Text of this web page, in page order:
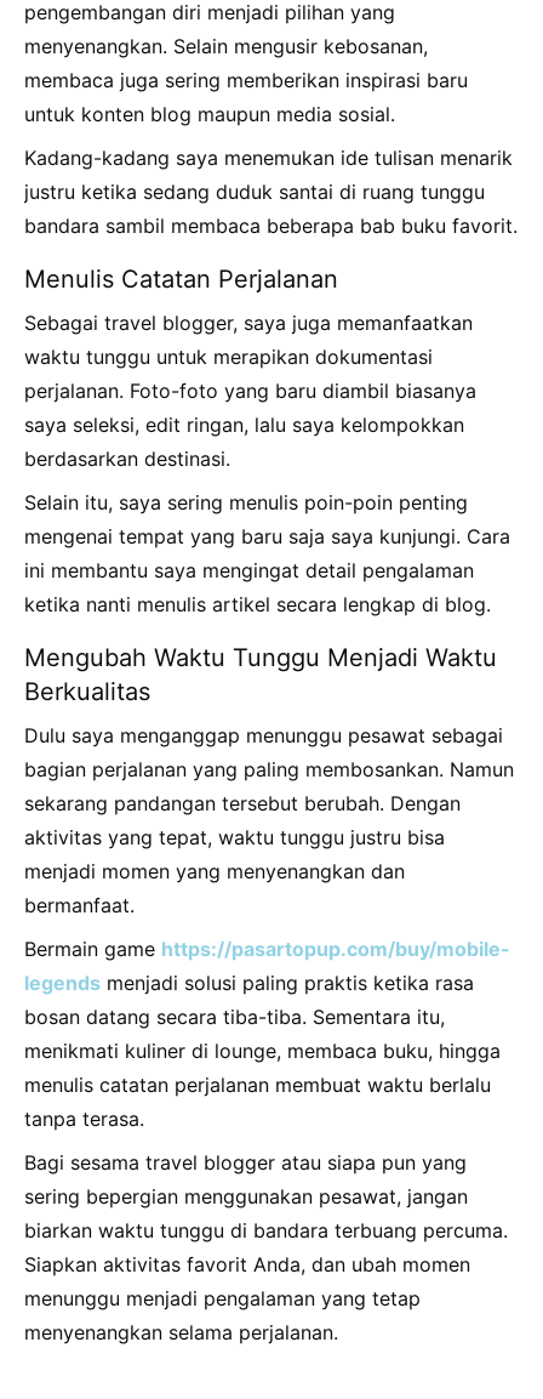
pengembangan diri menjadi pilihan yang
menyenangkan. Selain mengusir kebosanan,
membaca juga sering memberikan inspirasi baru
untuk konten blog maupun media sosial.
Kadang-kadang saya menemukan ide tulisan menarik
justru ketika sedang duduk santai di ruang tunggu
bandara sambil membaca beberapa bab buku favorit.
Menulis Catatan Perjalanan
Sebagai travel blogger, saya juga memanfaatkan
waktu tunggu untuk merapikan dokumentasi
perjalanan. Foto-foto yang baru diambil biasanya
saya seleksi, edit ringan, lalu saya kelompokkan
berdasarkan destinasi.
Selain itu, saya sering menulis poin-poin penting
mengenai tempat yang baru saja saya kunjungi. Cara
ini membantu saya mengingat detail pengalaman
ketika nanti menulis artikel secara lengkap di blog.
Mengubah Waktu Tunggu Menjadi Waktu
Berkualitas
Dulu saya menganggap menunggu pesawat sebagai
bagian perjalanan yang paling membosankan. Namun
sekarang pandangan tersebut berubah. Dengan
aktivitas yang tepat, waktu tunggu justru bisa
menjadi momen yang menyenangkan dan
bermanfaat.
Bermain game https://pasartopup.com/buy/mobile-
legends menjadi solusi paling praktis ketika rasa
bosan datang secara tiba-tiba. Sementara itu,
menikmati kuliner di lounge, membaca buku, hingga
menulis catatan perjalanan membuat waktu berlalu
tanpa terasa.
Bagi sesama travel blogger atau siapa pun yang
sering bepergian menggunakan pesawat, jangan
biarkan waktu tunggu di bandara terbuang percuma.
Siapkan aktivitas favorit Anda, dan ubah momen
menunggu menjadi pengalaman yang tetap
menyenangkan selama perjalanan.